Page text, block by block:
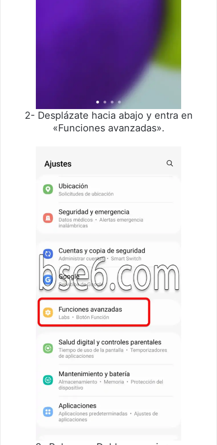
2- Desplázate hacia abajo y entra en
«Funciones avanzadas».